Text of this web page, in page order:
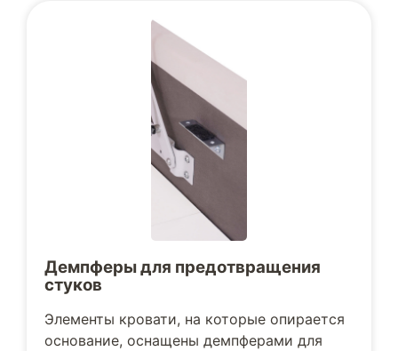
Демпферы для предотвращения
стуков
Элементы кровати, на которые опирается
основание, оснащены демпферами для